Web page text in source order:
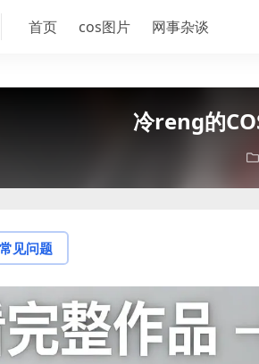
首页 cos图片 网事杂谈
冷reng的
常见问题